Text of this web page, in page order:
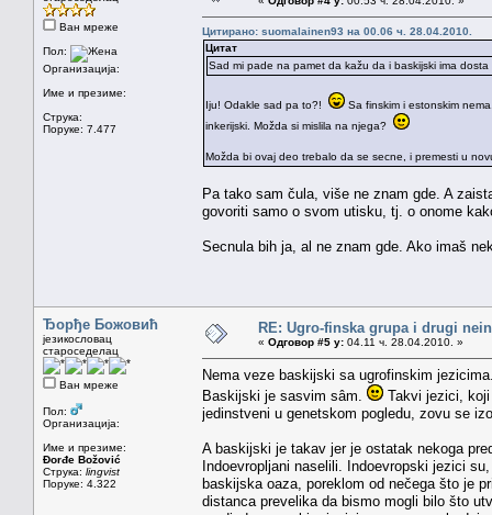
Ван мреже
Пол:
Организација:
Име и презиме:
Струка:
Поруке: 7.477
Цитирано: suomalainen93 на 00.06 ч. 28.04.2010.
Цитат
Sad mi pade na pamet da kažu da i baskijski ima
Iju! Odakle sad pa to?!
Sa finskim i estonskim
inkerijski. Možda si mislila na njega?
Možda bi ovaj deo trebalo da se secne, i premesti u
Pa tako sam čula, više ne znam gde. A
govoriti samo o svom utisku, tj. o onome
Secnula bih ja, al ne znam gde. Ako imaš
Ђорђе Божовић
језикословац
староседелац
Ван мреже
Пол:
Организација:
Име и презиме:
Đorđe Božović
Струка: lingvist
Поруке: 4.322
RE: Ugro-finska grupa i drugi
« Одговор #5 у: 04.11 ч. 28.04.2010. »
Nema veze baskijski sa ugrofinskim
Baskijski je sasvim sâm.
Takvi jezici,
jedinstveni u genetskom pogledu, zovu se
A baskijski je takav jer je ostatak nekoga
Indoevropljani naselili. Indoevropski jezici
baskijska oaza, poreklom od nečega što je
distanca prevelika da bismo mogli bilo što